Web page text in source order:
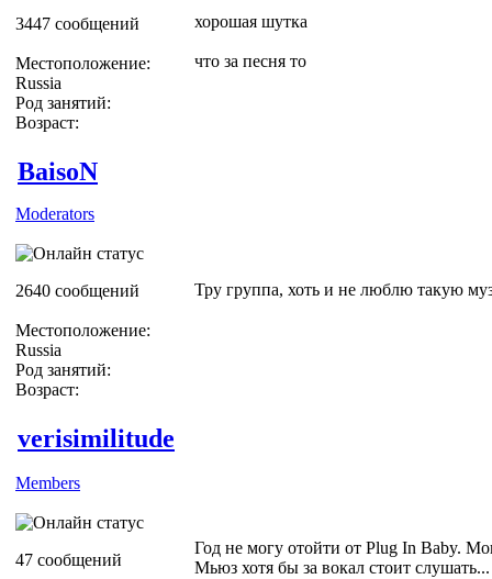
3447 сообщений
Местоположение:
Russia
Род занятий:
Возраст:
хорошая шутка
что за песня то
BaisoN
Moderators
2640 сообщений
Местоположение:
Russia
Род занятий:
Возраст:
Тру группа, хоть и не люблю такую
verisimilitude
Members
47 сообщений
Год не могу отойти от Plug In Baby.
Мьюз хотя бы за вокал стоит слушать...